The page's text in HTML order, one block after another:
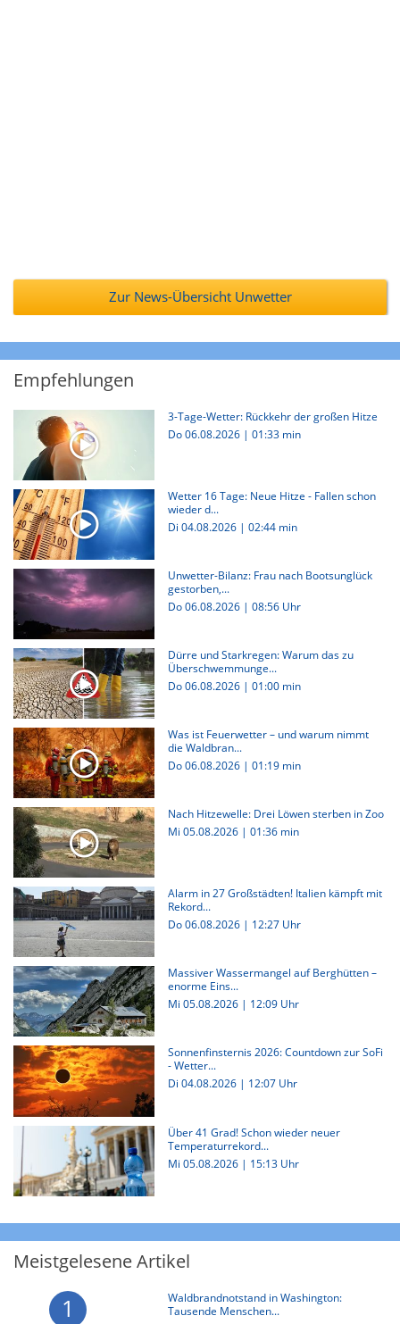
Zur News-Übersicht Unwetter
Empfehlungen
3-Tage-Wetter: Rückkehr der großen Hitze
Do 06.08.2026 |01:33 min
Wetter 16 Tage: Neue Hitze - Fallen schon
wieder d...
Di 04.08.2026 |02:44 min
Unwetter-Bilanz: Frau nach Bootsunglück
gestorben,...
Do 06.08.2026 | 08:56 Uhr
Dürre und Starkregen: Warum das zu
Überschwemmunge...
Do 06.08.2026 |01:00 min
Was ist Feuerwetter – und warum nimmt
die Waldbran...
Do 06.08.2026 |01:19 min
Nach Hitzewelle: Drei Löwen sterben in Zoo
Mi 05.08.2026 |01:36 min
Alarm in 27 Großstädten! Italien kämpft mit
Rekord...
Do 06.08.2026 | 12:27 Uhr
Massiver Wassermangel auf Berghütten –
enorme Eins...
Mi 05.08.2026 | 12:09 Uhr
Sonnenfinsternis 2026: Countdown zur SoFi
- Wetter...
Di 04.08.2026 | 12:07 Uhr
Über 41 Grad! Schon wieder neuer
Temperaturrekord...
Mi 05.08.2026 | 15:13 Uhr
Meistgelesene Artikel
1
Waldbrandnotstand in Washington:
Tausende Menschen...